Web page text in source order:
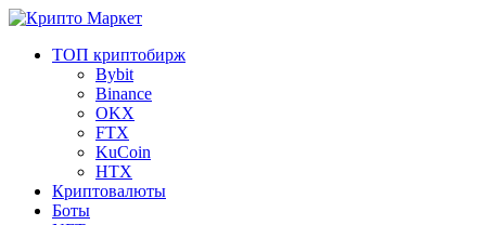
ТОП криптобирж
Bybit
Binance
OKX
FTX
KuCoin
HTX
Криптовалюты
Боты